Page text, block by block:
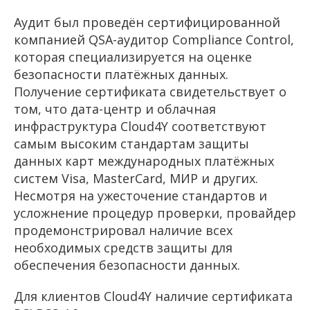
Аудит был проведён сертифицированной
компанией QSA-аудитор Compliance Control,
которая специализируется на оценке
безопасности платёжных данных.
Получение сертификата свидетельствует о
том, что дата-центр и облачная
инфраструктура Cloud4Y соответствуют
самым высоким стандартам защиты
данных карт международных платёжных
систем Visa, MasterCard, МИР и других.
Несмотря на ужесточение стандартов и
усложнение процедур проверки, провайдер
продемонстрировал наличие всех
необходимых средств защиты для
обеспечения безопасности данных.
Для клиентов Cloud4Y наличие сертификата